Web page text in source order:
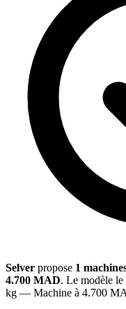
Selver propose 1
4.700 MAD. Le modèle
kg — Machine à 4.700